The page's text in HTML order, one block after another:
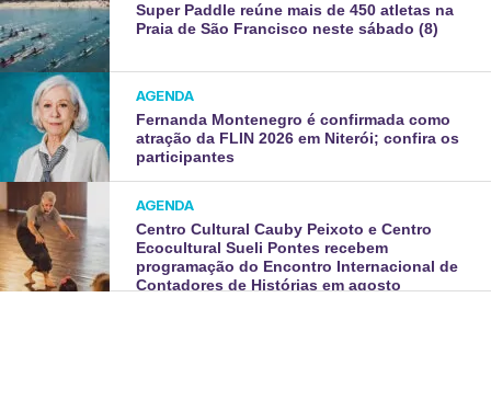
Super Paddle reúne mais de 450 atletas na
Praia de São Francisco neste sábado (8)
AGENDA
Fernanda Montenegro é confirmada como
atração da FLIN 2026 em Niterói; confira os
participantes
AGENDA
Centro Cultural Cauby Peixoto e Centro
Ecocultural Sueli Pontes recebem
programação do Encontro Internacional de
Contadores de Histórias em agosto